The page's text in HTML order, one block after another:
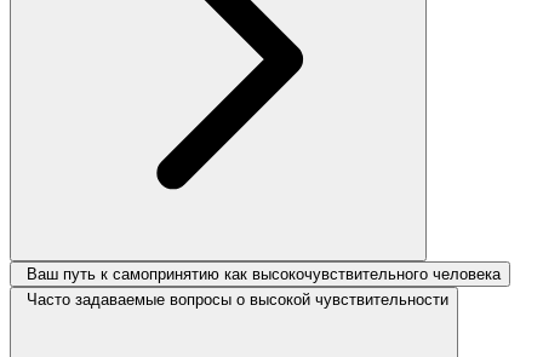
Ваш путь к самопринятию как высокочувствительного человека
Часто задаваемые вопросы о высокой чувствительности